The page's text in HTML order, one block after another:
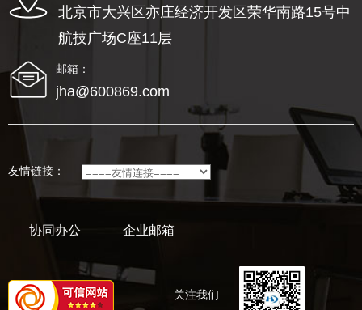
北京市大兴区亦庄经济开发区荣华南路15号中
航技广场C座11层
邮箱：
jha@600869.com
友情链接：
协同办公 企业邮箱
关注我们